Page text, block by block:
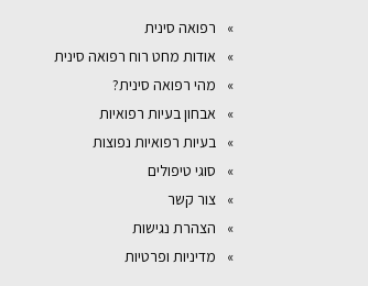
רפואה סינית
אודות מחט רוח רפואה סינית
מהי רפואה סינית?
אבחון בעיות רפואיות
בעיות רפואיות נפוצות
סוגי טיפולים
צור קשר
הצהרת נגישות
מדיניות ופרטיות